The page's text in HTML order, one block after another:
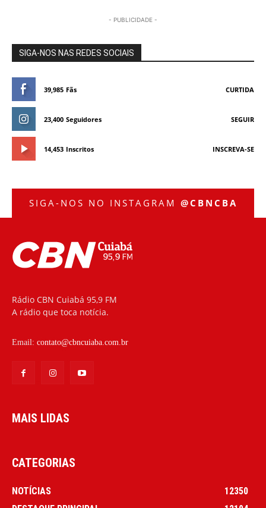
- PUBLICIDADE -
SIGA-NOS NAS REDES SOCIAIS
39,985 Fãs CURTIDA
23,400 Seguidores SEGUIR
14,453 Inscritos INSCREVA-SE
SIGA-NOS NO INSTAGRAM @CBNCBA
Rádio CBN Cuiabá 95,9 FM
A rádio que toca notícia.
Email: contato@cbncuiaba.com.br
MAIS LIDAS
CATEGORIAS
NOTÍCIAS
12350